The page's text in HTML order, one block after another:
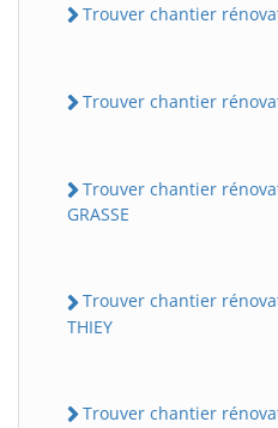
Trouver chantier
Trouver chantier
Trouver chantier
GRASSE
Trouver chantier
THIEY
Trouver chantier